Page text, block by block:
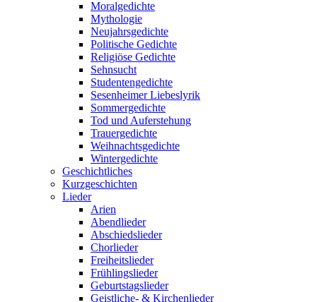
Moralgedichte
Mythologie
Neujahrsgedichte
Politische Gedichte
Religiöse Gedichte
Sehnsucht
Studentengedichte
Sesenheimer Liebeslyrik
Sommergedichte
Tod und Auferstehung
Trauergedichte
Weihnachtsgedichte
Wintergedichte
Geschichtliches
Kurzgeschichten
Lieder
Arien
Abendlieder
Abschiedslieder
Chorlieder
Freiheitslieder
Frühlingslieder
Geburtstagslieder
Geistliche- & Kirchenlieder